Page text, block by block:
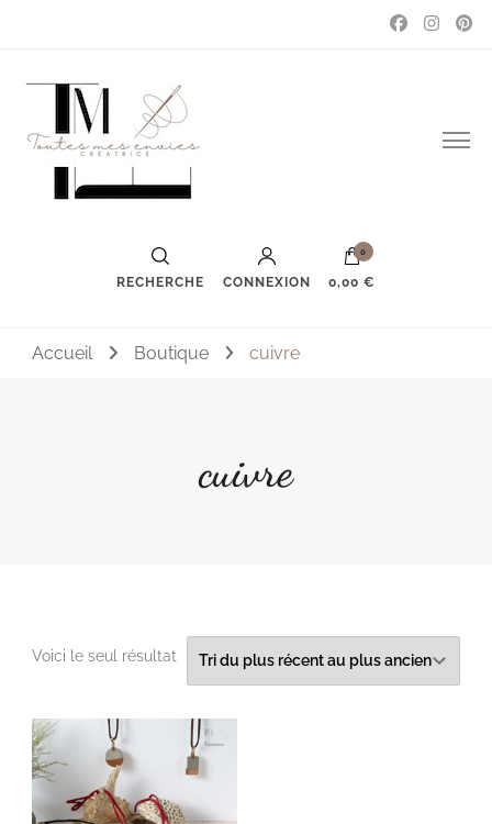
Toutes mes envies
Couture, accessoires, mode, bijoux …
RECHERCHE CONNEXION
0
0,00 €
Accueil Boutique cuivre
cuivre
Voici le seul résultat